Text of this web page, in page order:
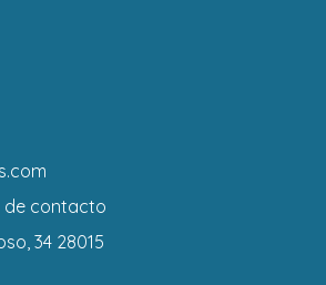
de contacto
34 28015